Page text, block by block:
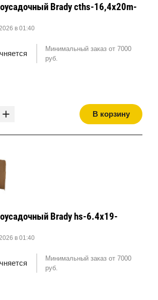
Brady cths-16,4x20m-
в 01:40
Минимальный заказ от 7000
руб.
+ В корзину
Brady hs-6.4x19-
в 01:40
Минимальный заказ от 7000
руб.